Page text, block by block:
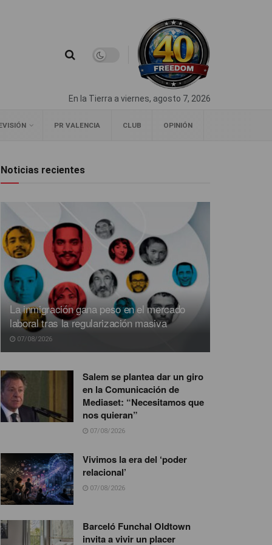
En la Tierra a viernes, agosto 7, 2026
PR VALENCIA CLUB OPINIÓN
Noticias recientes
La inmigración gana peso en el mercado
laboral tras la regularización masiva
07/08/2026
Salem se plantea dar un giro
en la Comunicación de
Mediaset: “Necesitamos que
nos quieran”
07/08/2026
Vivimos la era del ‘poder
relacional’
07/08/2026
Barceló Funchal Oldtown
invita a vivir un placer